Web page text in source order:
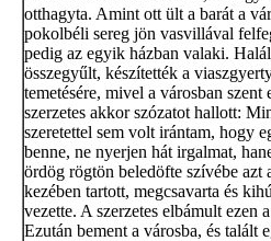
otthagyta. Amint ott ült a barát a
pokolbéli sereg jön vasvillával
pedig az egyik házban valaki.
összegyűlt, készítették a
temetésére, mivel a városban szent
szerzetes akkor szózatot hallott:
szeretettel sem volt irántam, hogy
benne, ne nyerjen hát irgalmat,
ördög rögtön beledöfte szívébe azt
kezében tartott, megcsavarta és
vezette. A szerzetes elbámult ezen
Ezután bement a városba, és talált